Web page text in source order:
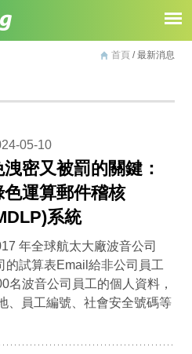
首頁/ 最新消息
05-10
洩密又被罰的關鍵：
色運算郵件稽核
系統
年全球航太大廠波音公司
的試算表Email給非公司員工
名波音公司員工的個人資料，
、員工編號、社會安全號碼等